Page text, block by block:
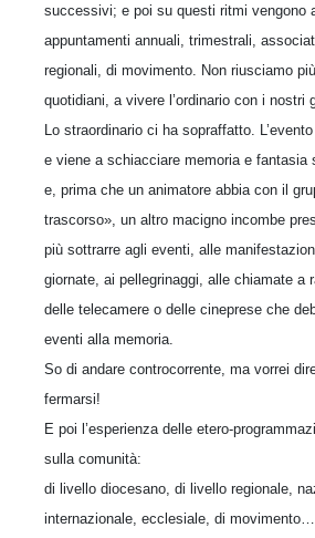
successivi; e poi su questi ritmi vengono
appuntamenti annuali, trimestrali,
regionali, di movimento. Non riusciamo
quotidiani, a vivere l’ordinario con i nostri
Lo straordinario ci ha sopraffatto.
e viene a schiacciare memoria e fantasia
e, prima che un animatore abbia con il
trascorso», un altro macigno incombe
più sottrarre agli eventi, alle
giornate, ai pellegrinaggi, alle chiamate a
delle telecamere o delle cineprese che
eventi alla memoria.
So di andare controcorrente, ma vorrei
fermarsi!
E poi l’esperienza delle etero-
sulla comunità:
di livello diocesano, di livello regionale,
internazionale, ecclesiale, di